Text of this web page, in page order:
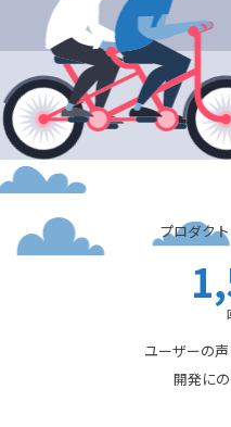
プロダク
ユーザーの
開発に